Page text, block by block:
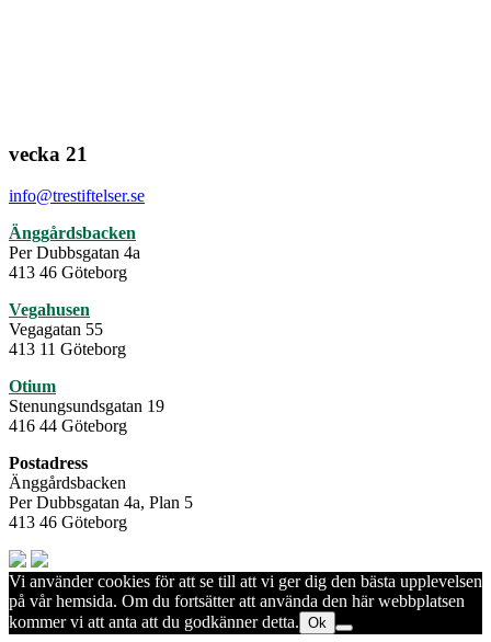
vecka 21
info@trestiftelser.se
Änggårdsbacken
Per Dubbsgatan 4a
413 46 Göteborg
Vegahusen
Vegagatan 55
413 11 Göteborg
Otium
Stenungsundsgatan 19
416 44 Göteborg
Postadress
Änggårdsbacken
Per Dubbsgatan 4a, Plan 5
413 46 Göteborg
Vi använder cookies för att se till att vi ger dig den bästa upplevelsen
på vår hemsida. Om du fortsätter att använda den här webbplatsen
kommer vi att anta att du godkänner detta. Ok